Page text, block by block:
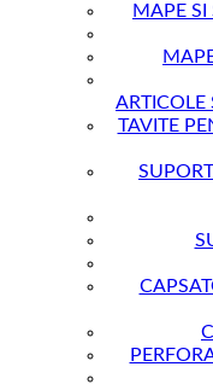
MAPE SI
ARTICOLE
TAVITE